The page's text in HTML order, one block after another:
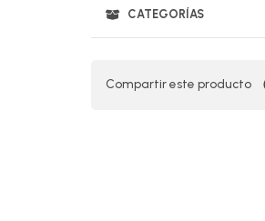
CATEGORÍAS
Compartir este producto